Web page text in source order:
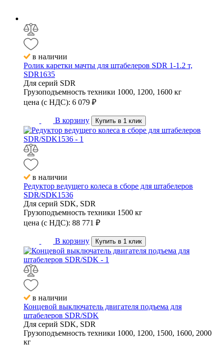
в наличии
Ролик каретки мачты для штабелеров SDR 1-1.2 т,
SDR1635
Для серий SDR
Грузоподъемность техники 1000, 1200, 1600 кг
цена (с НДС): 6 079 ₽
В корзину Купить в 1 клик
в наличии
Редуктор ведущего колеса в сборе для штабелеров
SDR/SDK1536
Для серий SDK, SDR
Грузоподъемность техники 1500 кг
цена (с НДС): 88 771 ₽
В корзину Купить в 1 клик
в наличии
Концевой выключатель двигателя подъема для
штабелеров SDR/SDK
Для серий SDK, SDR
Грузоподъемность техники 1000, 1200, 1500, 1600, 2000
кг